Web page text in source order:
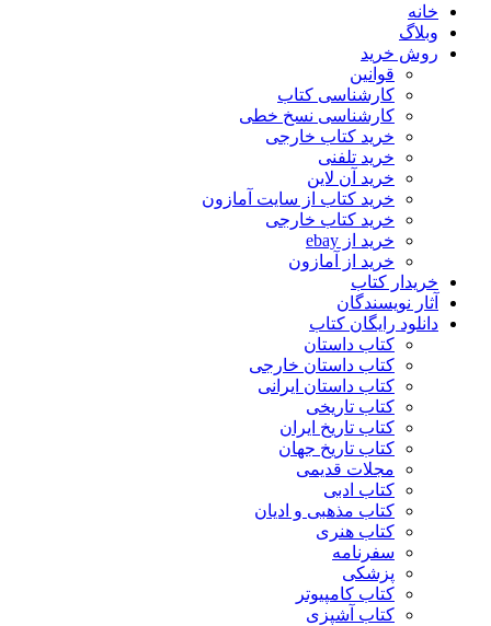
خانه
وبلاگ
روش خرید
قوانین
کارشناسی کتاب
کارشناسی نسخ خطی
خرید کتاب خارجی
خرید تلفنی
خرید آن لاین
خرید کتاب از سایت آمازون
خرید کتاب خارجی
خرید از ebay
خرید از آمازون
خریدار کتاب
آثار نویسندگان
دانلود رایگان کتاب
کتاب داستان
کتاب داستان خارجی
کتاب داستان ایرانی
کتاب تاریخی
کتاب تاریخ ایران
کتاب تاریخ جهان
مجلات قدیمی
کتاب ادبی
کتاب مذهبی و ادیان
کتاب هنری
سفرنامه
پزشکی
کتاب کامپیوتر
کتاب آشپزی